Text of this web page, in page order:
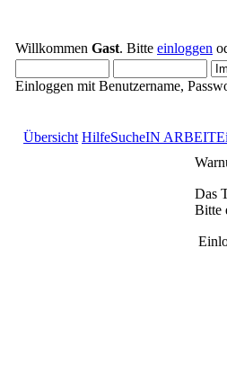
Willkommen Gast. Bitte einloggen
Einloggen mit Benutzername,
Übersicht HilfeSucheIN ARBEIT
Das
Bitte